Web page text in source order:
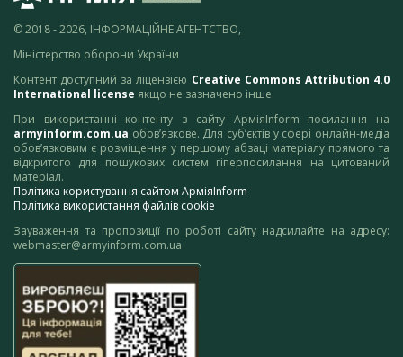
© 2018 - 2026, ІНФОРМАЦІЙНЕ АГЕНТСТВО,
Міністерство оборони України
Контент доступний за ліцензією Creative Commons Attribution 4.0
International license якщо не зазначено інше.
При використанні контенту з сайту АрміяInform посилання на
armyinform.com.ua обов’язкове. Для суб’єктів у сфері онлайн-медіа
обов’язковим є розміщення у першому абзаці матеріалу прямого та
відкритого для пошукових систем гіперпосилання на цитований
матеріал.
Політика користування сайтом АрміяInform
Політика використання файлів cookie
Зауваження та пропозиції по роботі сайту надсилайте на адресу:
webmaster@armyinform.com.ua